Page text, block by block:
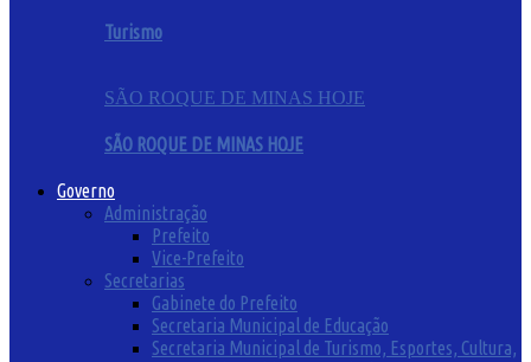
Turismo
SÃO ROQUE DE MINAS HOJE
SÃO ROQUE DE MINAS HOJE
Governo
Administração
Prefeito
Vice-Prefeito
Secretarias
Gabinete do Prefeito
Secretaria Municipal de Educação
Secretaria Municipal de Turismo, Esportes, Cultura,